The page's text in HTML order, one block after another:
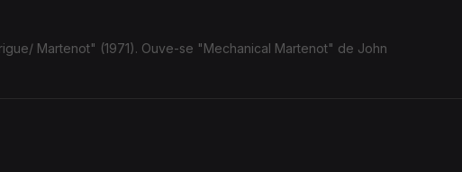
Martenot" (1971). Ouve-se "Mechanical Martenot" de John